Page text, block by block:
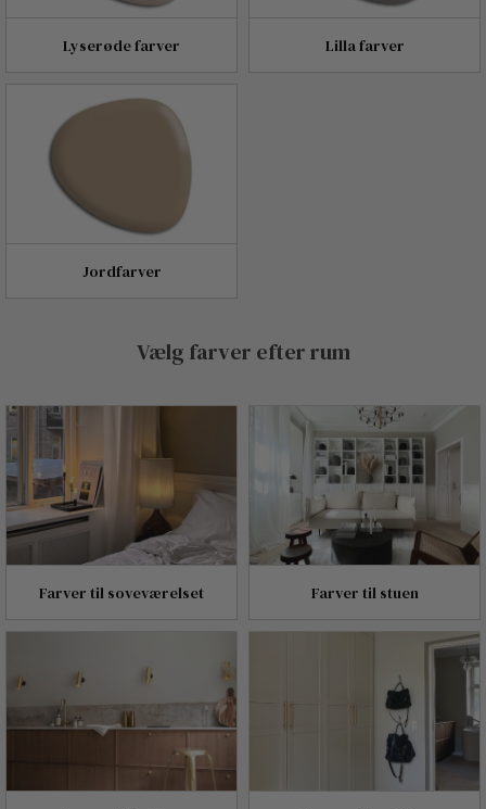
Lyserøde farver Lilla farver
Jordfarver
Vælg farver efter rum
Farver til soveværelset Farver til stuen